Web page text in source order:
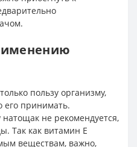
пользу организму,
его принимать.
не рекомендуется,
Так как витамин Е
веществам, важно,